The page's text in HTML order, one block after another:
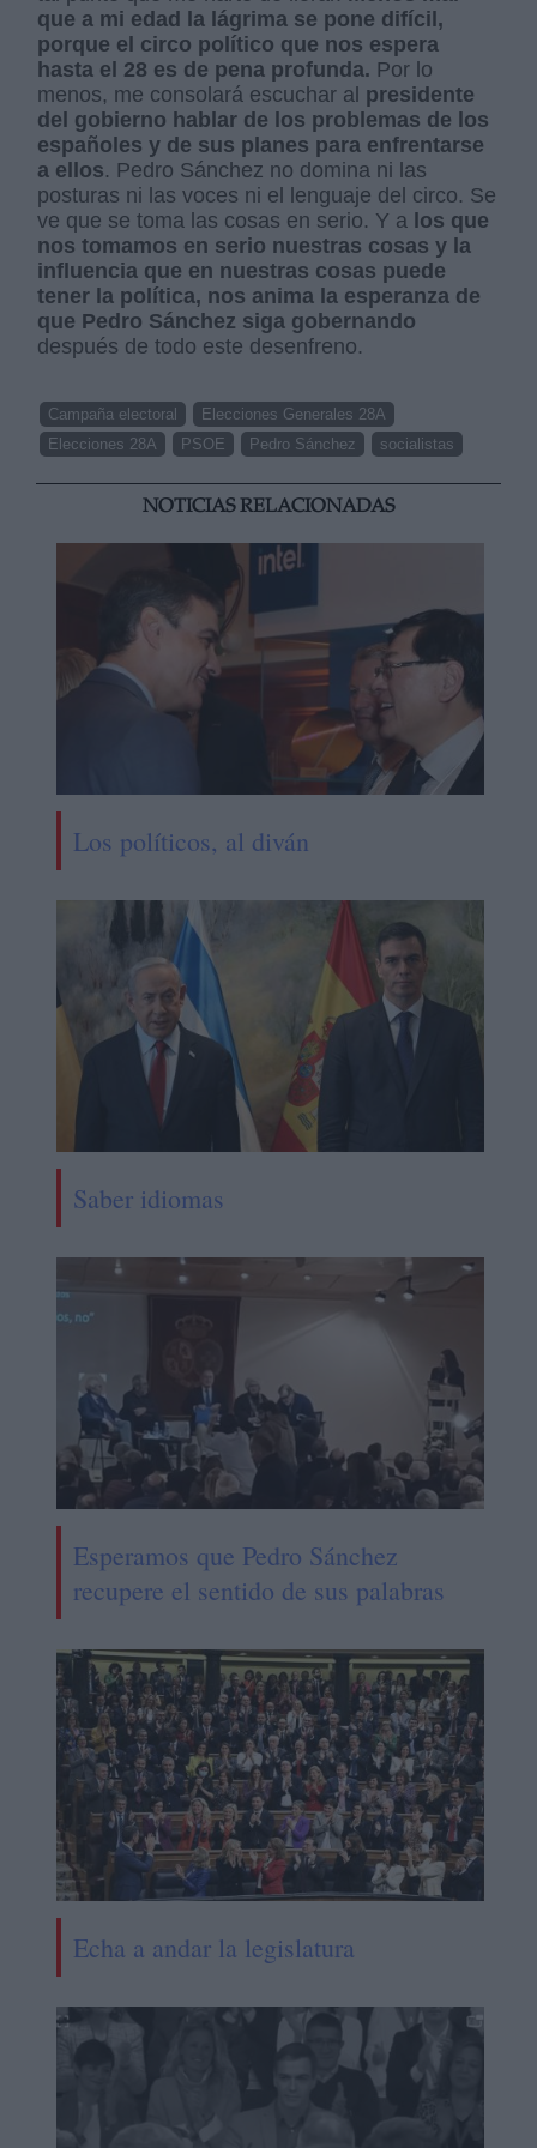
que a mi edad la lágrima se pone difícil,
porque el circo político que nos espera
hasta el 28 es de pena profunda. Por lo
menos, me consolará escuchar al presidente
del gobierno hablar de los problemas de los
españoles y de sus planes para enfrentarse
a ellos. Pedro Sánchez no domina ni las
posturas ni las voces ni el lenguaje del circo. Se
ve que se toma las cosas en serio. Y a los que
nos tomamos en serio nuestras cosas y la
influencia que en nuestras cosas puede
tener la política, nos anima la esperanza de
que Pedro Sánchez siga gobernando
después de todo este desenfreno.
Campaña electoral
Elecciones Generales 28A
Elecciones 28A
PSOE Pedro Sánchez socialistas
NOTICIAS RELACIONADAS
Los políticos, al diván
Saber idiomas
Esperamos que Pedro Sánchez
recupere el sentido de sus palabras
Echa a andar la legislatura